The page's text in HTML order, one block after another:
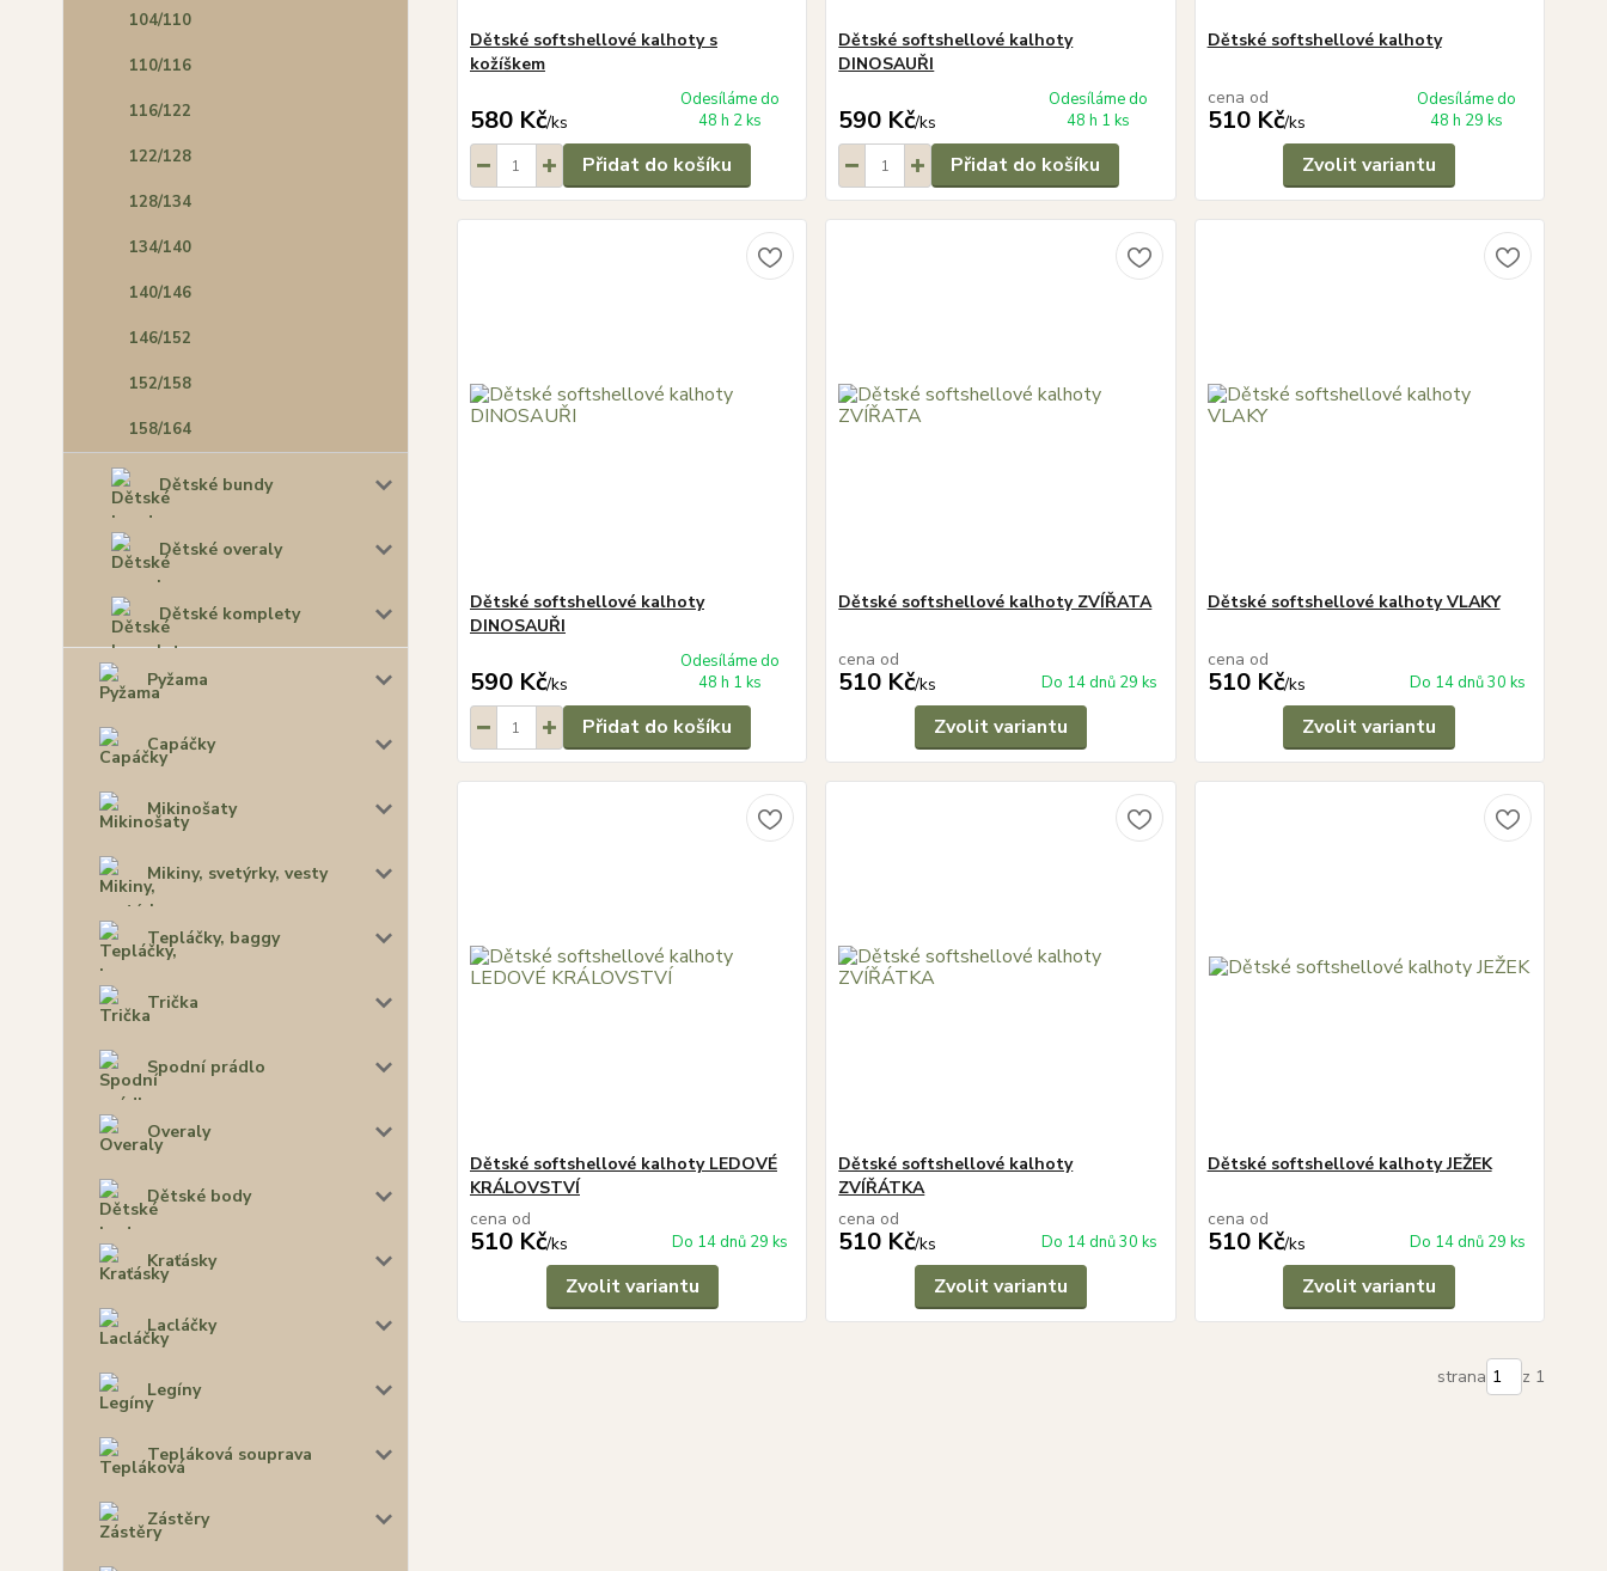
104/110
110/116
116/122
122/128
128/134
134/140
140/146
146/152
152/158
158/164
Dětské bundy
Dětské overaly
Dětské komplety
Pyžama
Capáčky
Mikinošaty
Mikiny, svetýrky, vesty
Tepláčky, baggy
Trička
Spodní prádlo
Overaly
Dětské body
Kraťásky
Lacláčky
Legíny
Tepláková souprava
Zástěry
Dětské softshellové kalhoty s
kožíškem
580 Kč/ks
Odesíláme do
48 h 2 ks
Přidat do košíku
Dětské softshellové kalhoty
DINOSAUŘI
590 Kč/ks
Odesíláme do
48 h 1 ks
Přidat do košíku
Dětské softshellové kalhoty
cena od
510 Kč/ks
Odesíláme do
48 h 29 ks
Zvolit variantu
Dětské softshellové kalhoty
DINOSAUŘI
590 Kč/ks
Odesíláme do
48 h 1 ks
Přidat do košíku
Dětské softshellové kalhoty ZVÍŘATA
cena od
510 Kč/ks Do 14 dnů 29 ks
Zvolit variantu
Dětské softshellové kalhoty VLAKY
cena od
510 Kč/ks Do 14 dnů 30 ks
Zvolit variantu
Dětské softshellové kalhoty LEDOVÉ
KRÁLOVSTVÍ
cena od
510 Kč/ks Do 14 dnů 29 ks
Zvolit variantu
Dětské softshellové kalhoty
ZVÍŘÁTKA
cena od
510 Kč/ks Do 14 dnů 30 ks
Zvolit variantu
Dětské softshellové kalhoty JEŽEK
cena od
510 Kč/ks Do 14 dnů 29 ks
Zvolit variantu
strana z 1